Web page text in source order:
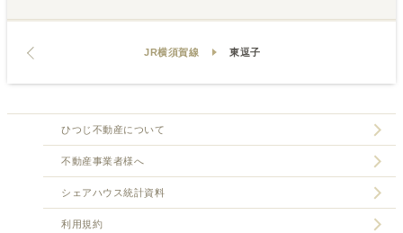
JR横須賀線 東逗子
ひつじ不動産について
不動産事業者様へ
シェアハウス統計資料
利用規約